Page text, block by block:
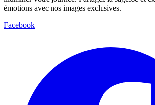
émotions avec nos images exclusives.
Facebook